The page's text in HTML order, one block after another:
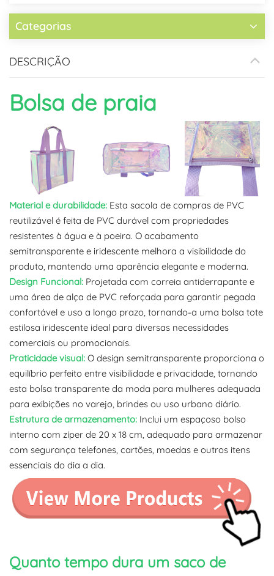
Categorias
DESCRIÇÃO
Bolsa de praia
Material e durabilidade: Esta sacola de compras de PVC
reutilizável é feita de PVC durável com propriedades
resistentes à água e à poeira. O acabamento
semitransparente e iridescente melhora a visibilidade do
produto, mantendo uma aparência elegante e moderna.
Design Funcional: Projetada com correia antiderrapante e
uma área de alça de PVC reforçada para garantir pegada
confortável e uso a longo prazo, tornando-a uma bolsa tote
estilosa iridescente ideal para diversas necessidades
comerciais ou promocionais.
Praticidade visual: O design semitransparente proporciona o
equilíbrio perfeito entre visibilidade e privacidade, tornando
esta bolsa transparente da moda para mulheres adequada
para exibições no varejo, brindes ou uso urbano diário.
Estrutura de armazenamento: Inclui um espaçoso bolso
interno com zíper de 20 x 18 cm, adequado para armazenar
com segurança telefones, cartões, moedas e outros itens
essenciais do dia a dia.
Quanto tempo dura um saco de